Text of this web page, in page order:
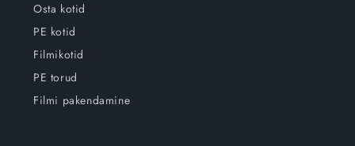
Osta kotid
PE kotid
Filmikotid
PE torud
Filmi pakendamine